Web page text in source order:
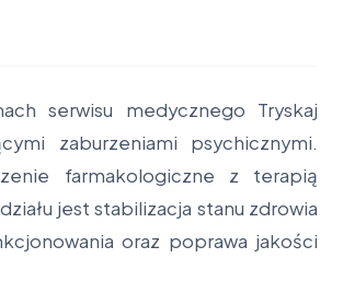
serwisu medycznego Tryskaj
zaburzeniami psychicznymi.
farmakologiczne z terapią
jest stabilizacja stanu zdrowia
oraz poprawa jakości